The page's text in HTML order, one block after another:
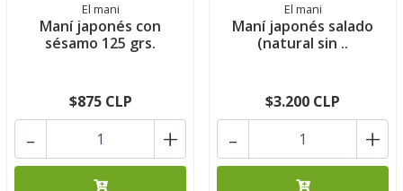
El mani
Maní japonés con
sésamo 125 grs.
$875 CLP
+
-
El mani
Maní japonés salado
(natural sin ..
$3.200 CLP
+
-